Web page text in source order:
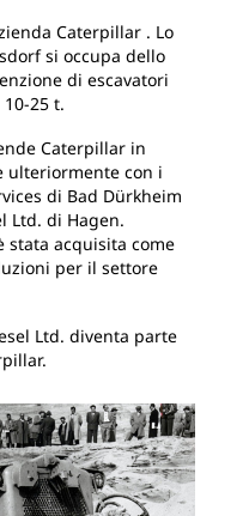
Caterpillar . Lo
si occupa dello
di escavatori
25 t.
Caterpillar in
ulteriormente con i
di Bad Dürkheim
Ltd. di Hagen.
stata acquisita come
per il settore
Ltd. diventa parte